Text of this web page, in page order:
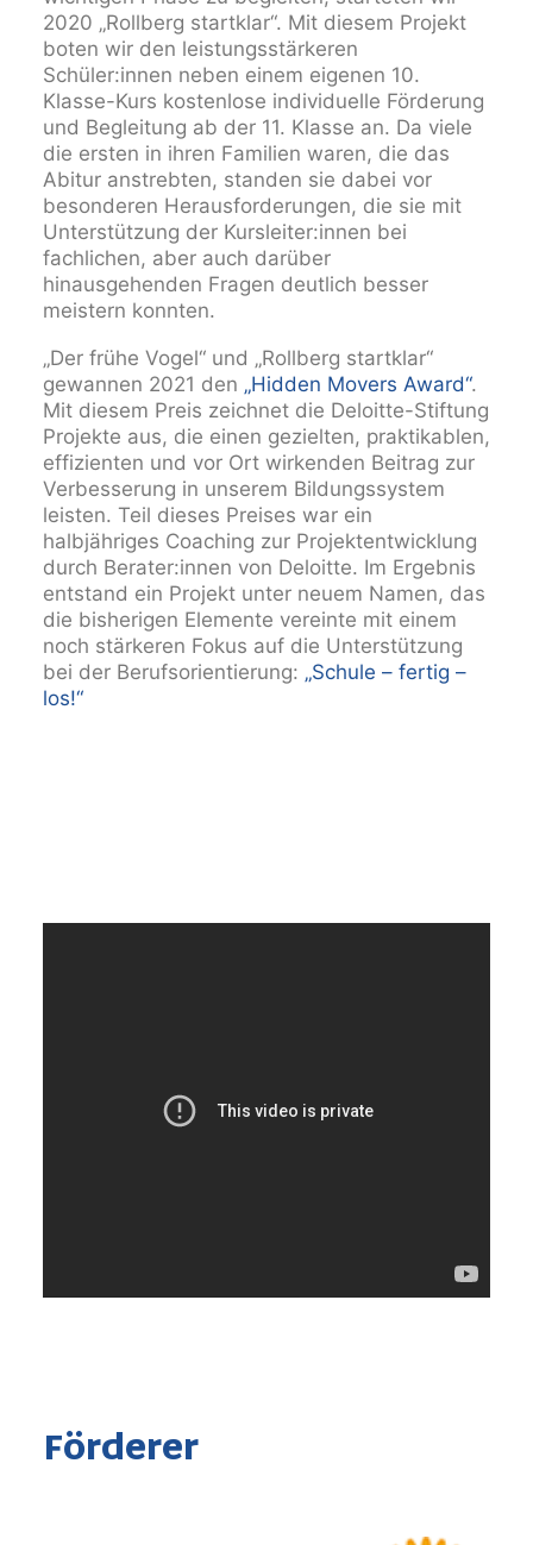
2020 „Rollberg startklar“. Mit diesem Projekt
boten wir den leistungsstärkeren
Schüler:innen neben einem eigenen 10.
Klasse-Kurs kostenlose individuelle Förderung
und Begleitung ab der 11. Klasse an. Da viele
die ersten in ihren Familien waren, die das
Abitur anstrebten, standen sie dabei vor
besonderen Herausforderungen, die sie mit
Unterstützung der Kursleiter:innen bei
fachlichen, aber auch darüber
hinausgehenden Fragen deutlich besser
meistern konnten.
„Der frühe Vogel“ und „Rollberg startklar“
gewannen 2021 den „Hidden Movers Award“.
Mit diesem Preis zeichnet die Deloitte-Stiftung
Projekte aus, die einen gezielten, praktikablen,
effizienten und vor Ort wirkenden Beitrag zur
Verbesserung in unserem Bildungssystem
leisten. Teil dieses Preises war ein
halbjähriges Coaching zur Projektentwicklung
durch Berater:innen von Deloitte. Im Ergebnis
entstand ein Projekt unter neuem Namen, das
die bisherigen Elemente vereinte mit einem
noch stärkeren Fokus auf die Unterstützung
bei der Berufsorientierung: „Schule – fertig –
los!“
Förderer